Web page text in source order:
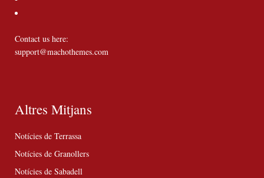
Contact us here:
support@machothemes.com
Altres Mitjans
Notícies de Terrassa
Notícies de Granollers
Notícies de Sabadell